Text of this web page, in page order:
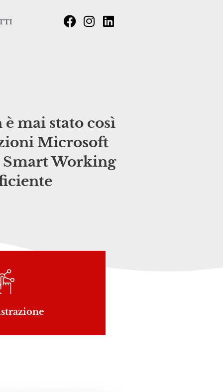
mai stato così
Microsoft
Smart Working